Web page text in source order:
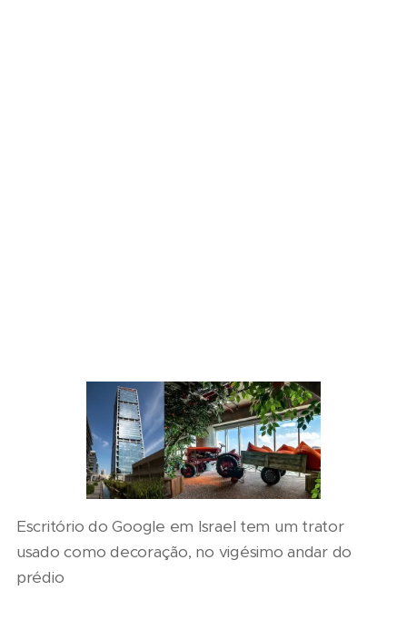
Escritório do Google em Israel tem um trator
usado como decoração, no vigésimo andar do
prédio